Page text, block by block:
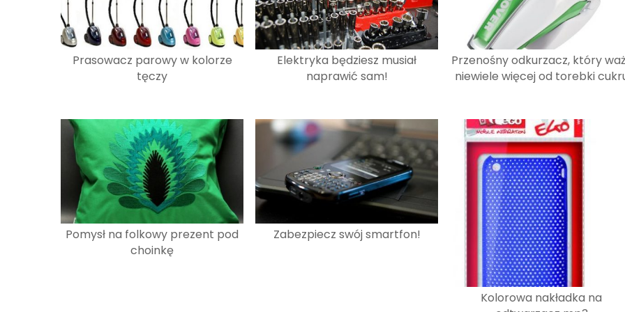
Prasowacz parowy w kolorze
tęczy
Elektryka będziesz musiał
naprawić sam!
Przenośny odkurzacz, który
niewiele więcej od torebki
Pomysł na folkowy prezent pod
choinkę
Zabezpiecz swój smartfon!
Kolorowa nakładka na